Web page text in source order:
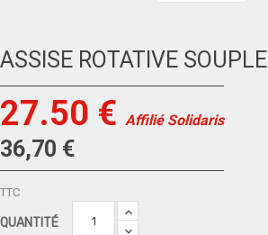
ASSISE ROTATIVE SOUPLE
27.50 € Affilié Solidaris
36,70 €
TTC
QUANTITÉ